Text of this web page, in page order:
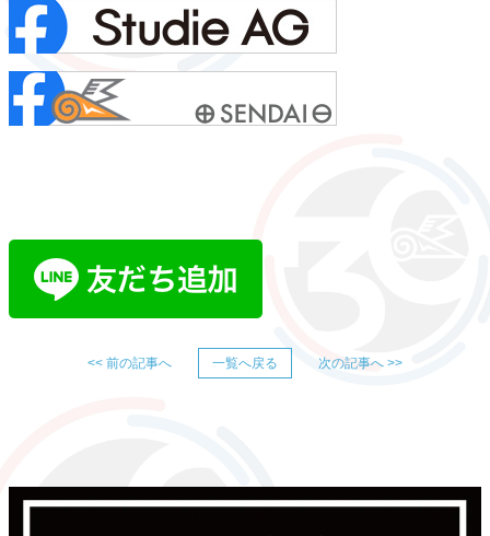
<< 前の記事へ 一覧へ戻る 次の記事へ >>